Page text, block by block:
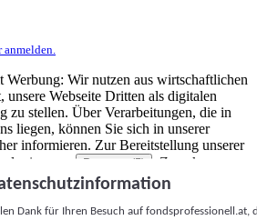
anmelden.
Wir nutzen aus wirtschaftlichen
Webseite Dritten als digitalen
zu stellen. Über Verarbeitungen, die in
liegen, können Sie sich in unserer
informieren. Zur Bereitstellung unserer
von
Partnern (5)
. Zwecke:
Inhalte, Messung von Werbeleistung
sowie Zielgruppenforschung.
ähnliche Online-Kennungen (z. B. login-
Dank für Ihren Besuch auf